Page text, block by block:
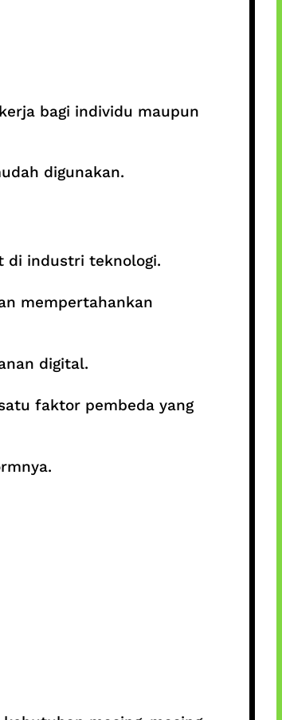
bagi individu maupun
digunakan.
di industri teknologi.
mempertahankan
digital.
faktor pembeda yang